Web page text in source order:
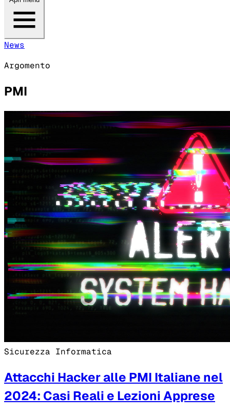
News
Argomento
PMI
Sicurezza Informatica
Attacchi Hacker alle PMI Italiane nel
2024: Casi Reali e Lezioni Apprese